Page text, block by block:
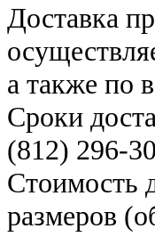
Доставка
а также по
Сроки
(812) 296-
Стоимость
размеров